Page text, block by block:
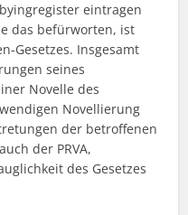
eintragen
das befürworten, ist
Gesetzes. Insgesamt
seines
Novelle des
Novellierung
der betroffenen
der PRVA,
des Gesetzes